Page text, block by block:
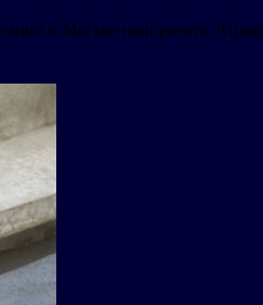
в Москве нацпроекта